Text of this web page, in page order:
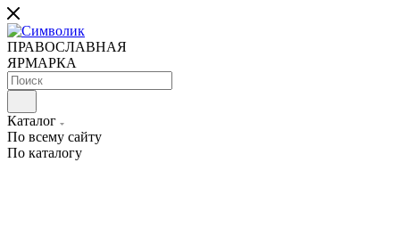
ПРАВОСЛАВНАЯ
ЯРМАРКА
Каталог
По всему сайту
По каталогу